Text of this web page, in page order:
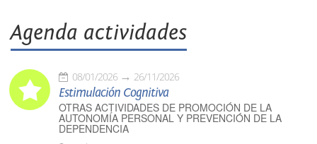
Agenda actividades
08/01/2026 26/11/2026
Estimulación Cognitiva
OTRAS ACTIVIDADES DE PROMOCIÓN DE LA
AUTONOMÍA PERSONAL Y PREVENCIÓN DE LA
DEPENDENCIA